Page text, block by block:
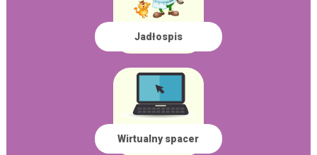
Jadłospis
Wirtualny spacer